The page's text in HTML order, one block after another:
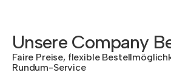
Unsere Company
Faire Preise, flexible
Rundum-Service